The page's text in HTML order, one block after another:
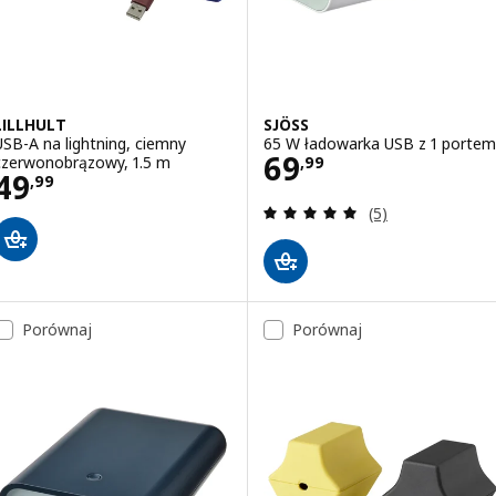
A na lightning, ciemny
1.5 m
,99 49,99
SJÖSS
65 W ładowarka USB z 1 portem
69,99
Cena 69,99
Recenzja: 5 z
(5)
Porównaj Porównaj